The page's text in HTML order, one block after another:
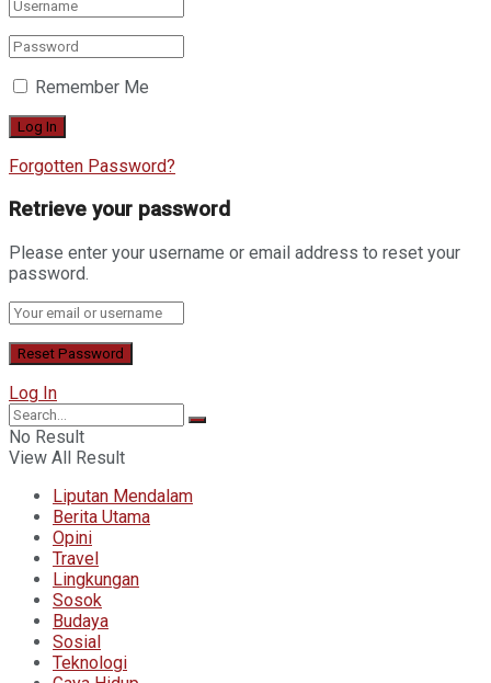
Remember Me
Forgotten Password?
Retrieve your password
Please enter your username or email address to reset your
password.
Log In
No Result
View All Result
Liputan Mendalam
Berita Utama
Opini
Travel
Lingkungan
Sosok
Budaya
Sosial
Teknologi